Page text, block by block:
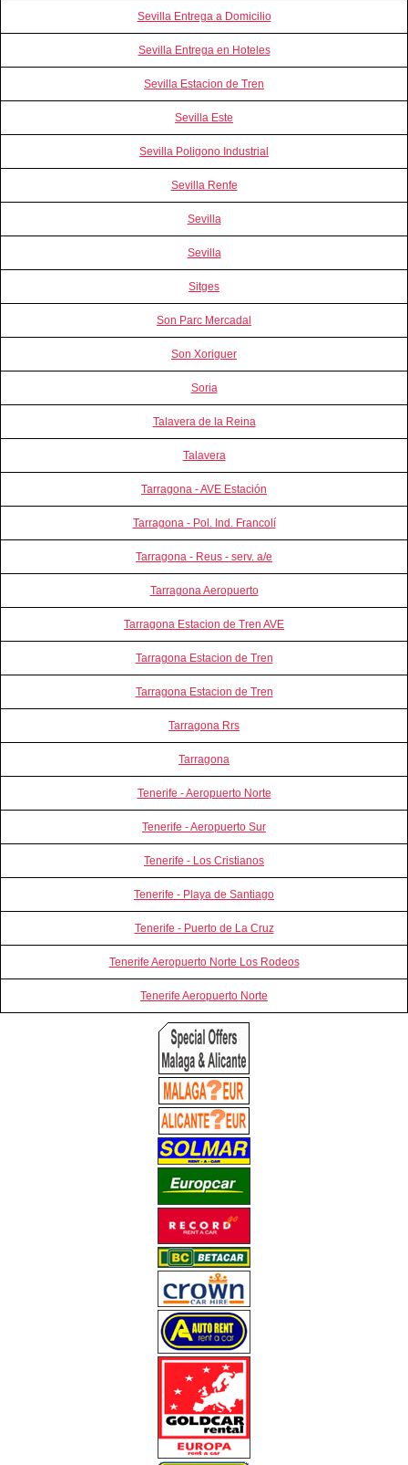
Sevilla Entrega a Domicilio
Sevilla Entrega en Hoteles
Sevilla Estacion de Tren
Sevilla Este
Sevilla Poligono Industrial
Sevilla Renfe
Sevilla
Sevilla
Sitges
Son Parc Mercadal
Son Xoriguer
Soria
Talavera de la Reina
Talavera
Tarragona - AVE Estación
Tarragona - Pol. Ind. Francolí
Tarragona - Reus - serv. a/e
Tarragona Aeropuerto
Tarragona Estacion de Tren AVE
Tarragona Estacion de Tren
Tarragona Estacion de Tren
Tarragona Rrs
Tarragona
Tenerife - Aeropuerto Norte
Tenerife - Aeropuerto Sur
Tenerife - Los Cristianos
Tenerife - Playa de Santiago
Tenerife - Puerto de La Cruz
Tenerife Aeropuerto Norte Los Rodeos
Tenerife Aeropuerto Norte